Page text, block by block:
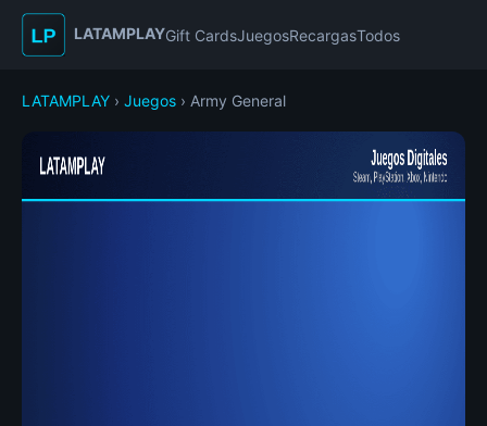
LATAMPLAYGift CardsJuegosRecargasTodos
LATAMPLAY › Juegos › Army General